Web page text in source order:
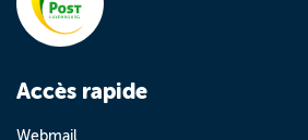
Accès rapide
Webmail